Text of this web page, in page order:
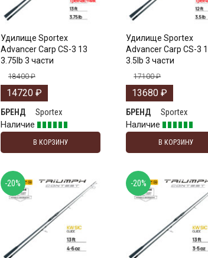
Удилище Sportex
Advancer Carp CS-3 13
3.75lb 3 части
18400₽
14720 ₽
БРЕНД
Sportex
Наличие
В КОРЗИНУ
Удилище Sportex
Advancer Carp CS-3
3.5lb 3 части
17100₽
13680₽
БРЕНД
Sportex
Наличие
В КОРЗИНУ
-20% -20%